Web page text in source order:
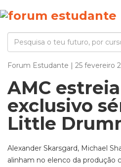
Forum Estudante | 25 fevereiro
AMC
exclusivo
Little
Alexander Skarsgard, Michael
alinham no elenco da produção